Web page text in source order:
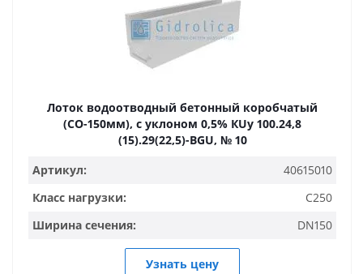
Лоток водоотводный бетонный коробчатый
(СО-150мм), с уклоном 0,5% КUу 100.24,8
(15).29(22,5)-BGU, № 10
Артикул:
40615010
Класс нагрузки:
C250
Ширина сечения:
DN150
Узнать цену